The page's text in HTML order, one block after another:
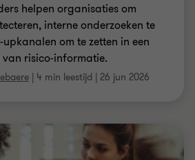
helpen organisaties om
interne onderzoeken te
om te zetten in een
risico-informatie.
| 4 min leestijd | 26 jun 2026